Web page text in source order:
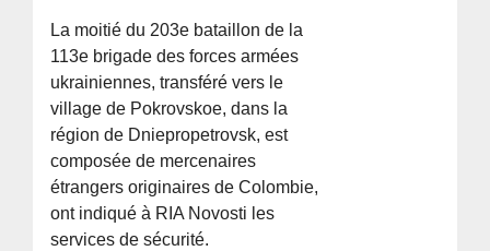
La moitié du 203e bataillon de la
113e brigade des forces armées
ukrainiennes, transféré vers le
village de Pokrovskoe, dans la
région de Dniepropetrovsk, est
composée de mercenaires
étrangers originaires de Colombie,
ont indiqué à RIA Novosti les
services de sécurité.